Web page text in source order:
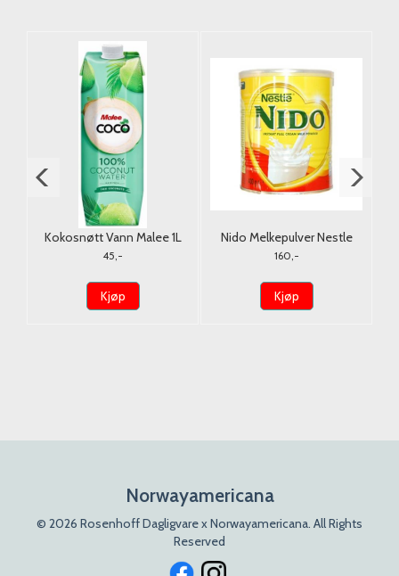
Kokosnøtt Vann Malee 1L
45,-
Kjøp
Nido Melkepulver Nestle
400g. (Tørrmelk)
160,-
Kjøp
Norwayamericana
© 2026 Rosenhoff Dagligvare x Norwayamericana. All Rights
Reserved